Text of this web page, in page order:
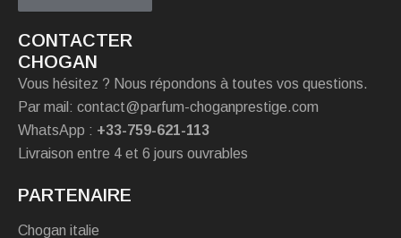
CONTACTER
CHOGAN
Vous hésitez ? Nous répondons à toutes vos questions.
Par mail: contact@parfum-choganprestige.com
WhatsApp : +33-759-621-113
Livraison entre 4 et 6 jours ouvrables
PARTENAIRE
Chogan italie